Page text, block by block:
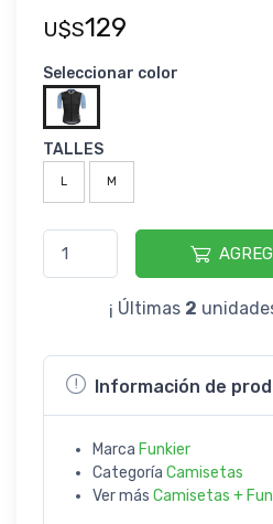
U$S129
Seleccionar color
TALLES
L M
¡ Últimas 2
Información de
Marca Funkier
Categoría Camisetas
Ver más Camisetas +